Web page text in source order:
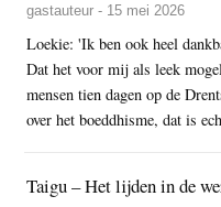
gastauteur - 15 mei 2026
Loekie: 'Ik ben ook heel
Dat het voor mij als leek
mensen tien dagen op de
over het boeddhisme, dat is
Taigu – Het lijden in de